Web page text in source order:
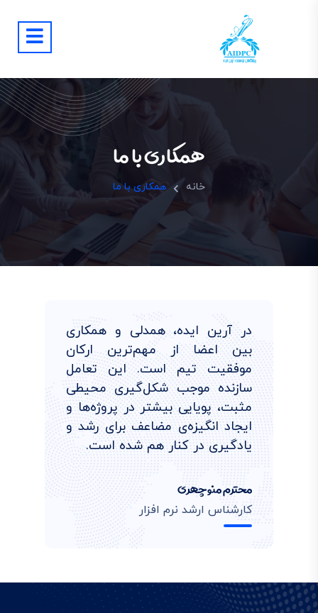
همکاری با ما
خانه همکاری با ما
در آرین ایده، همدلی و همکاری
بین اعضا از مهم‌ترین ارکان
موفقیت تیم است. این تعامل
سازنده موجب شکل‌گیری محیطی
مثبت، پویایی بیشتر در پروژه‌ها و
ایجاد انگیزه‌ی مضاعف برای رشد و
یادگیری در کنار هم شده است.
محترم منوچهری
کارشناس ارشد نرم افزار